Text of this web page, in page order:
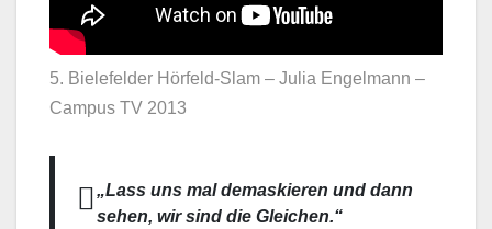
5. Bielefelder Hörfeld-Slam – Julia Engelmann –
Campus TV 2013
„Lass uns mal demaskieren und dann
sehen, wir sind die Gleichen.“